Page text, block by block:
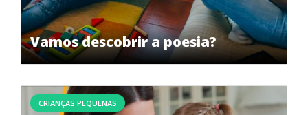
Vamos descobrir a poesia?
CRIANÇAS PEQUENAS